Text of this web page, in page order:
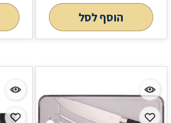
הוסף לסל